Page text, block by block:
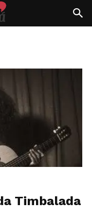
Timbalada